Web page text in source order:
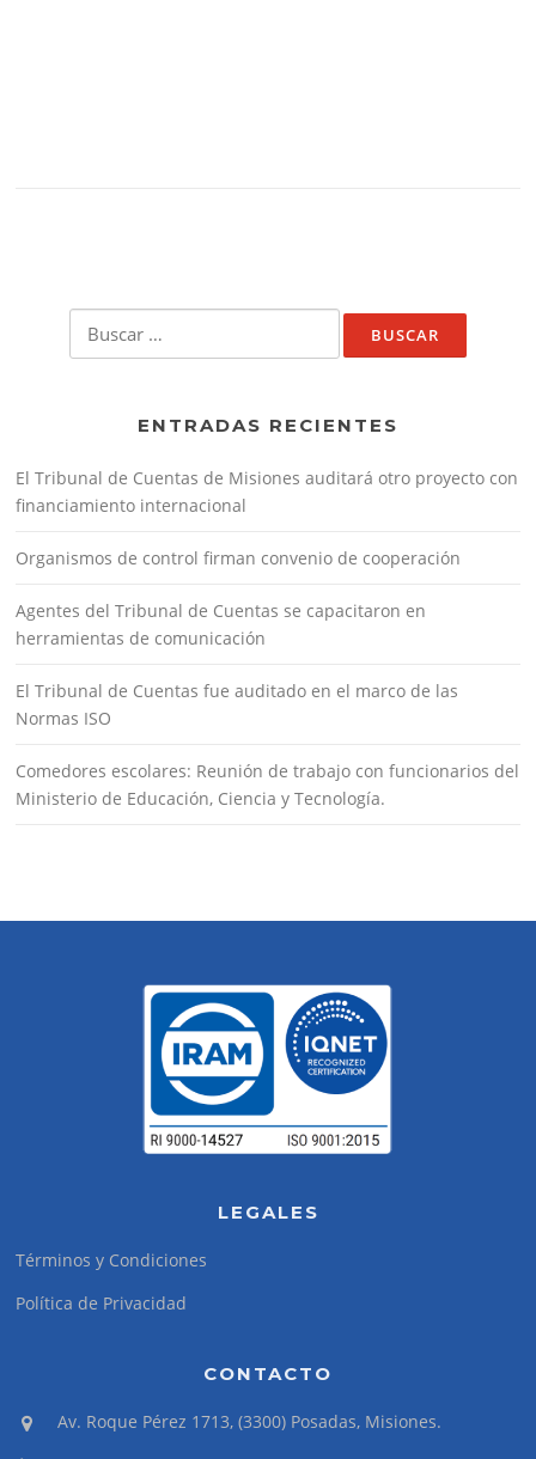
ENTRADAS RECIENTES
El Tribunal de Cuentas de Misiones auditará otro proyecto con
financiamiento internacional
Organismos de control firman convenio de cooperación
Agentes del Tribunal de Cuentas se capacitaron en
herramientas de comunicación
El Tribunal de Cuentas fue auditado en el marco de las
Normas ISO
Comedores escolares: Reunión de trabajo con funcionarios del
Ministerio de Educación, Ciencia y Tecnología.
LEGALES
Términos y Condiciones
Política de Privacidad
CONTACTO
Av. Roque Pérez 1713, (3300) Posadas, Misiones.